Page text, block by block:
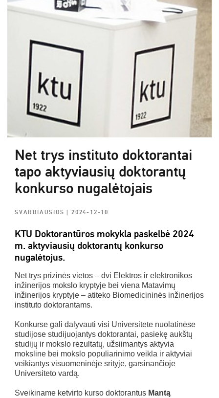
Net trys instituto doktorantai
tapo aktyviausių doktorantų
konkurso nugalėtojais
SVARBIAUSIOS | 2024-12-10
KTU Doktorantūros mokykla paskelbė 2024
m. aktyviausių doktorantų konkurso
nugalėtojus.
Net trys prizinės vietos – dvi Elektros ir elektronikos
inžinerijos mokslo kryptyje bei viena Matavimų
inžinerijos kryptyje – atiteko Biomedicininės inžinerijos
instituto doktorantams.
Konkurse gali dalyvauti visi Universitete nuolatinėse
studijose studijuojantys doktorantai, pasiekę aukštų
studijų ir mokslo rezultatų, užsiimantys aktyvia
moksline bei mokslo populiarinimo veikla ir aktyviai
veikiantys visuomeninėje srityje, garsinančioje
Universiteto vardą.
Sveikiname ketvirto kurso doktorantus Mantą